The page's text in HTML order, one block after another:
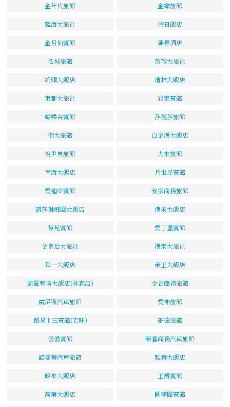
金年代旅館 金緯旅館
藍海大旅社 假日飯店
金月仙賓館 麗景酒店
名城旅館 薇薇大旅社
統順大飯店 瓊林大飯店
東都大旅社 崧泰賓館
蝴蝶谷賓館 莎蔓莎旅館
御大旅館 白金漢大飯店
悅世界旅館 大來旅館
南海大飯店 月世界賓館
愛迪亞賓館 我家商務旅館
凱莎琳庭園大飯店 漢來大飯店
芳苑賓館 愛丁堡賓館
金皇后大旅社 漢泰大旅社
華一大飯店 帝王大飯店
凱羅藝術大飯店(林森店) 金谷商務旅館
威尼斯汽車旅館 愛神旅館
路易十三賓館(宏旺) 哥德旅館
儂儂賓館 新喜商務汽車旅館
諾曼蒂汽車旅館 雅築大飯店
昭來大飯店 王爵賓館
高第大飯店 圓夢園賓館